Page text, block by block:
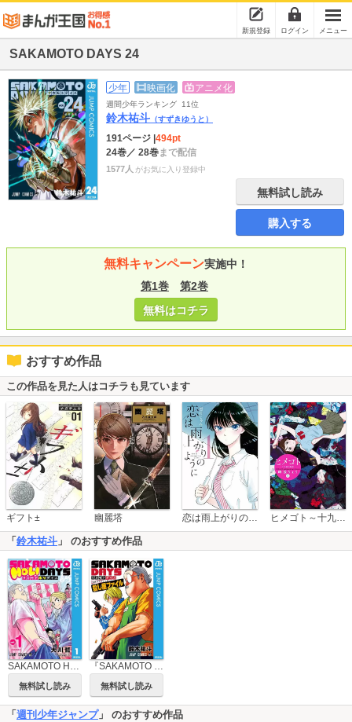
新規登録 ログイン メニュー
SAKAMOTO DAYS 24
少年 映画化 アニメ化
週間少年ランキング 11位
鈴木祐斗 （すずきゆうと）
191ページ 494pt
24巻／ 28巻まで配信
1577人 がお気に入り登録中
無料試し読み
購入する
無料キャンペーン実施中！
第1巻
第2巻
無料はコチラ
おすすめ作品
この作品を見た人はコチラも見ています
ギフト± 幽麗塔 恋は雨上がりのように ヒメゴト～十九歳の制服～
「 鈴木祐斗 」 のおすすめ作品
SAKAMOTO HOLIDAYS
無料試し読み
『SAKAMOTO DAYS』公式ファンブック
無料試し読み
「 週刊少年ジャンプ」 のおすすめ作品